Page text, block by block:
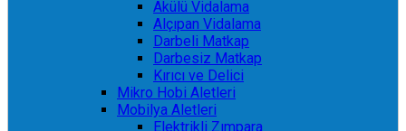
Akülü Vidalama
Alçıpan Vidalama
Darbeli Matkap
Darbesiz Matkap
Kırıcı ve Delici
Mikro Hobi Aletleri
Mobilya Aletleri
Elektrikli Zımpara